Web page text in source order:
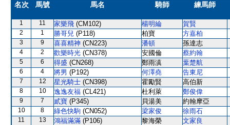
名次 馬號 馬名 騎師 練馬師
1 11 家樂飛 (CM102) 楊明綸 賀賢
2 1 勝哥兒 (P118) 柏寶 方嘉柏
3 9 喜喜精神 (CN223) 潘頓 孫達志
4 2 歡樂時光 (CN378) 安國倫 蔡約翰
5 6 得盛 (CN268) 鄭雨滇 葉楚航
6 4 將男 (P192) 何澤堯 告東尼
7 12 星光騎士 (CN398) 霍勵賢 高伯新
8 10 逸逸友福 (CL421) 杜利萊 鄭俊偉
9 7 貳寶 (P345) 貝湯美 約翰摩亞
10 8 綠色快駒 (CN052) 梁家俊 徐雨石
11 13 鴻福滿滿 (P106) 黎海榮 文家良